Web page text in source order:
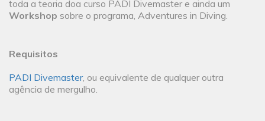
toda a teoria doa curso PADI Divemaster e ainda um
Workshop sobre o programa, Adventures in Diving.
Requisitos
PADI Divemaster, ou equivalente de qualquer outra
agência de mergulho.